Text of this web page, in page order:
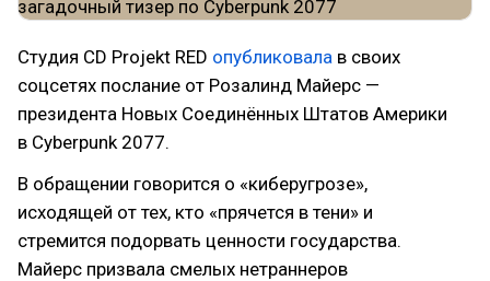
Студия CD Projekt RED опубликовала в своих
соцсетях послание от Розалинд Майерс —
президента Новых Соединённых Штатов Америки
в Cyberpunk 2077.
В обращении говорится о «киберугрозе»,
исходящей от тех, кто «прячется в тени» и
стремится подорвать ценности государства.
Майерс призвала смелых нетраннеров